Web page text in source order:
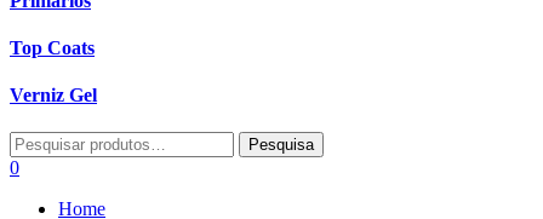
Top Coats
Verniz Gel
Pesquisar
por:
Pesquisa
0
Home